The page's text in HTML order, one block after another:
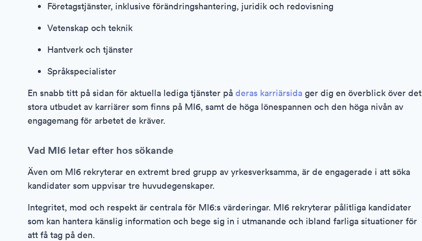
Företagstjänster, inklusive förändringshantering, juridik och redovisning
Vetenskap och teknik
Hantverk och tjänster
Språkspecialister
En snabb titt på sidan för aktuella lediga tjänster på deras karriärsida ger dig en överblick över det
stora utbudet av karriärer som finns på MI6, samt de höga lönespannen och den höga nivån av
engagemang för arbetet de kräver.
Vad MI6 letar efter hos sökande
Även om MI6 rekryterar en extremt bred grupp av yrkesverksamma, är de engagerade i att söka
kandidater som uppvisar tre huvudegenskaper.
Integritet, mod och respekt är centrala för MI6:s värderingar. MI6 rekryterar pålitliga kandidater
som kan hantera känslig information och bege sig in i utmanande och ibland farliga situationer för
att få tag på den.